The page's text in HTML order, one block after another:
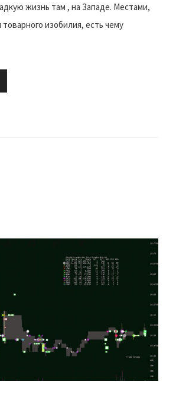
жизнь там , на Западе. Местами,
изобилия, есть чему